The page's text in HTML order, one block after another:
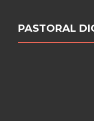
PASTORAL